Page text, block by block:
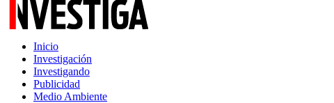
Inicio
Investigación
Investigando
Publicidad
Medio Ambiente